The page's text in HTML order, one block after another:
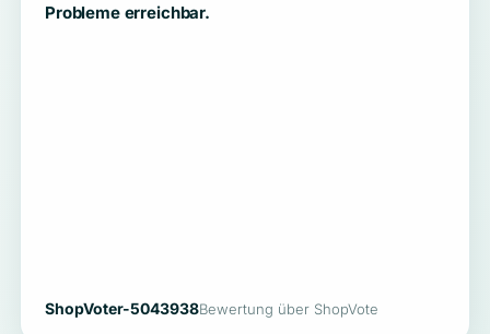
Probleme erreichbar.
ShopVoter-5043938Bewertung über ShopVote